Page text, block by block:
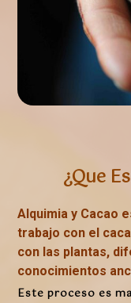
¿Que
Alquimia y Cacao
trabajo con el
con las plantas,
conocimientos
Este proceso es